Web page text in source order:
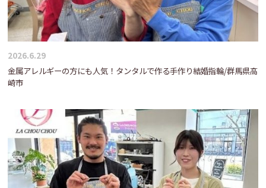
2026.6.29
金属アレルギーの方にも人気！タンタルで作る手作り結婚指輪/群馬県高
崎市